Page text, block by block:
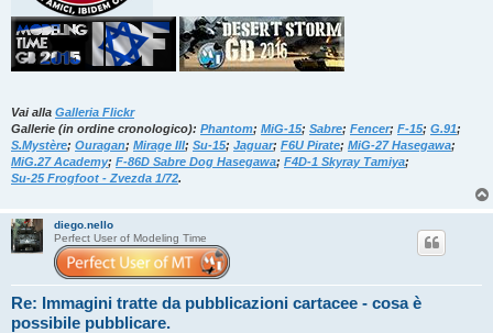
Vai alla Galleria Flickr
Gallerie (in ordine cronologico): Phantom; MiG-15; Sabre; Fencer; F-15; G.91;
S.Mystère; Ouragan; Mirage III; Su-15; Jaguar; F6U Pirate; MiG-27 Hasegawa;
MiG.27 Academy; F-86D Sabre Dog Hasegawa; F4D-1 Skyray Tamiya;
Su-25 Frogfoot - Zvezda 1/72.
diego.nello
Perfect User of Modeling Time
Re: Immagini tratte da pubblicazioni cartacee - cosa è
possibile pubblicare.